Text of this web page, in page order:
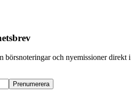
börsnoteringar och nyemissioner direkt i
Prenumerera